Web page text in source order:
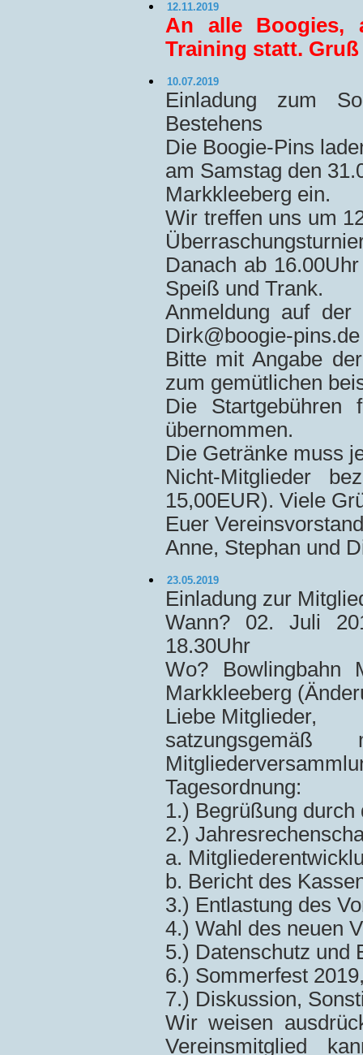
12.11.2019
An alle Boogies,
Training statt.
10.07.2019
Einladung zum
Bestehens
Die Boogie-Pins
am Samstag den
Markkleeberg ein.
Wir treffen uns um
Danach ab
Speiß und Trank.
Anmeldung auf
Dirk@boogie-
Bitte mit Angabe
zum gemütlichen
Die Startgebühren
übernommen.
Die Getränke muss
Nicht-Mitglieder
15,00EUR). Viele
Euer Vereinsvorstand
Anne, Stephan und
23.05.2019
Einladung zur
Wann? 02. Juli
18.30Uhr
Wo? Bowlingbahn
Markkleeberg
Liebe Mitglieder,
Tagesordnung:
1.) Begrüßung durch
2.)
a.
b. Bericht des
3.) Entlastung des
4.) Wahl des neuen
5.) Datenschutz und
6.) Sommerfest
7.) Diskussion,
Wir weisen
Vereinsmitglied